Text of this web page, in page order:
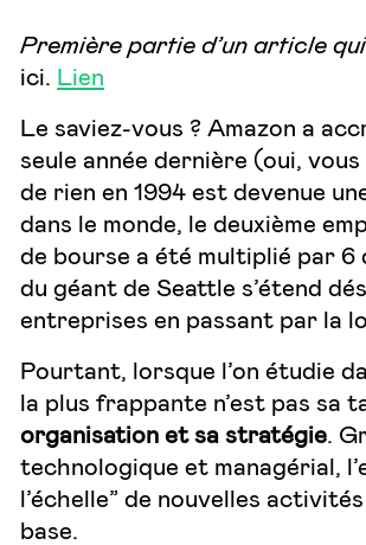
Première partie d’un article
ici. Lien
Le saviez-vous ? Amazon a
seule année dernière (oui,
de rien en 1994 est devenue
dans le monde, le deuxième
de bourse a été multiplié par 6
du géant de Seattle s’étend
entreprises en passant par la
Pourtant, lorsque l’on étudie
la plus frappante n’est pas sa
organisation et sa stratégie .
technologique et managérial,
l’échelle” de nouvelles
base.